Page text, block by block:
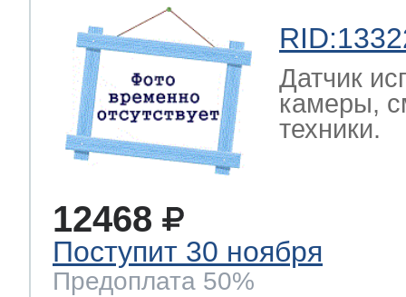
Датчик
камеры,
техники.
12468
Поступит 30 ноября
Предоплата 50%